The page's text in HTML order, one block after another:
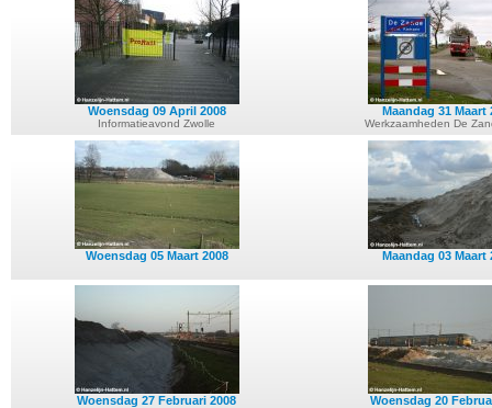
Woensdag 09 April 2008
Informatieavond Zwolle
Maandag 31 Maart
Werkzaamheden De
Woensdag 05 Maart 2008 Maandag 03 Maart
Woensdag 27 Februari 2008 Woensdag 20